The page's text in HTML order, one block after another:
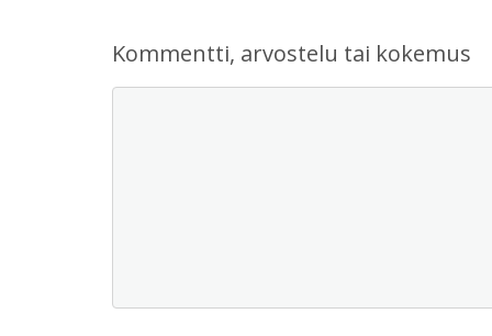
Kommentti, arvostelu tai kokemus